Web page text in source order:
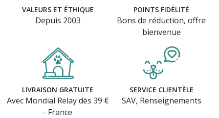
(2 avis)
VALEURS ET ÉTHIQUE
Depuis 2003
POINTS FIDÉLITÉ
Bons de réduction, offre
bienvenue
LIVRAISON GRATUITE
Avec Mondial Relay dès 39 €
- France
SERVICE CLIENTÈLE
SAV, Renseignements